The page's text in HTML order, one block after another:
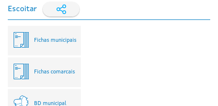
Escoitar
Fichas municipais
Fichas comarcais
BD municipal